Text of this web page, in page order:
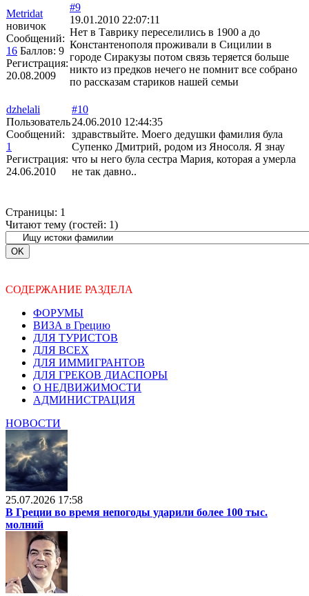
Metridat
новичок
Сообщений:
16 Баллов: 9
Регистрация:
20.08.2009
#9
19.01.2010 22:07:11
Нет в Таврику переселились в 1900 а до
Константенополя проживали в Сицилии в
городе Сиракузы потом связь теряется больше
никто из предков нечего не помнит все собрано
по рассказам стариков нашей семьи
dzhelali
Пользователь
Сообщений:
1
Регистрация:
24.06.2010
#10
24.06.2010 12:44:35
здравствыйте. Моего дедушки фамилия була
Супенко Дмитрий, родом из Яносоля. Я знау
что ы него була сестра Мария, которая а умерла
не так давно..
Страницы: 1
Читают тему (гостей: 1)
СОДЕРЖАНИЕ РАЗДЕЛА
ФОРУМЫ
ВИЗА в Грецию
ДЛЯ ТУРИСТОВ
ДЛЯ ВСЕХ
ДЛЯ ИММИГРАНТОВ
ДЛЯ ГРЕКОВ ДИАСПОРЫ
О НЕДВИЖИМОСТИ
АДМИНИСТРАЦИЯ
НОВОСТИ
25.07.2026 17:58
В Греции во время непогоды ударили более 100 тыс.
молний